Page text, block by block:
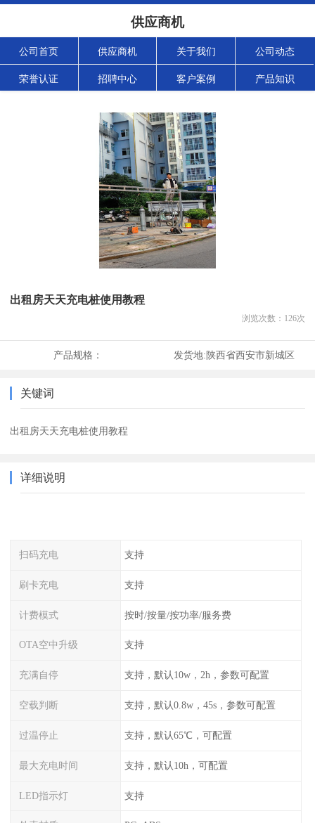
供应商机
公司首页 供应商机 关于我们 公司动态
荣誉认证 招聘中心 客户案例 产品知识
出租房天天充电桩使用教程
浏览次数： 126次
产品规格： 发货地:陕西省西安市新城区
关键词
出租房天天充电桩使用教程
详细说明
扫码充电 支持
刷卡充电 支持
计费模式 按时/按量/按功率/服务费
OTA空中升级 支持
充满自停 支持，默认10w，2h，参数可配置
空载判断 支持，默认0.8w，45s，参数可配置
过温停止 支持，默认65℃，可配置
最大充电时间 支持，默认10h，可配置
LED指示灯 支持